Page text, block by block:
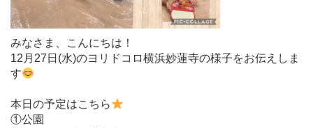
みなさま、こんにちは！
12月27日(水)のヨリドコロ横浜妙蓮寺の様子をお伝えしま
す
本日の予定はこちら
①公園